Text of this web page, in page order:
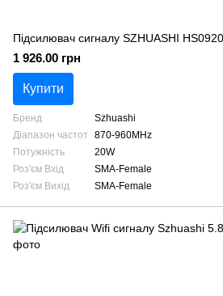
Підсилювач сигналу SZHUASHI
1 926.00 грн
Купити
Бренд
Szhuashi
Діапазон частот
870-960MHz
Потужність
20W
Роз'єм Вхід
SMA-Female
Роз'єм Вихід
SMA-Female